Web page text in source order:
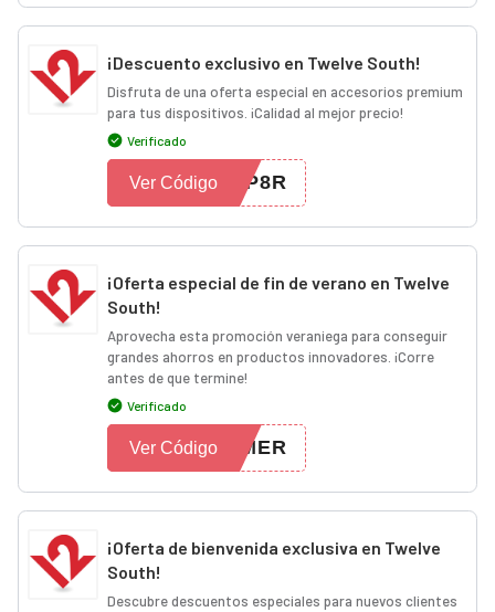
¡Descuento exclusivo en Twelve South!
Disfruta de una oferta especial en accesorios premium
para tus dispositivos. ¡Calidad al mejor precio!
Verificado
3P8R
Ver Código
¡Oferta especial de fin de verano en Twelve
South!
Aprovecha esta promoción veraniega para conseguir
grandes ahorros en productos innovadores. ¡Corre
antes de que termine!
Verificado
MMER
Ver Código
¡Oferta de bienvenida exclusiva en Twelve
South!
Descubre descuentos especiales para nuevos clientes